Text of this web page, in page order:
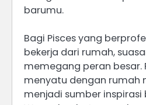
barumu.
Bagi Pisces yang
bekerja dari rumah,
memegang peran besar.
menyatu dengan rumah
menjadi sumber